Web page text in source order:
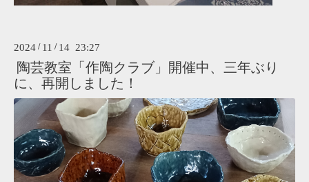
2024 / 11 / 14 23:27
陶芸教室「作陶クラブ」開催中、三年ぶり
に、再開しました！